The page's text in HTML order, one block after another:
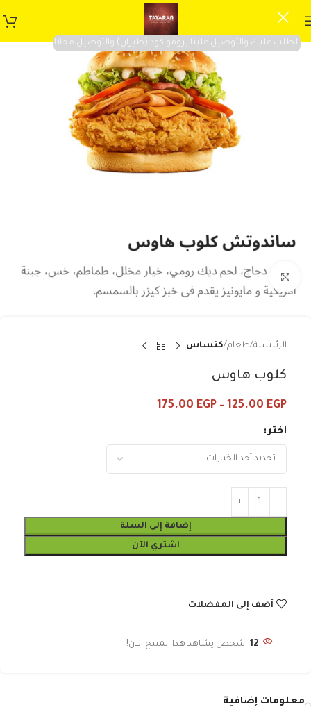
الطلب عليك والتوصيل علينا برومو كود (طيران) والتوصيل مجانا
Click to enlarge
الرئيسية طعام كنساس
كلوب هاوس
125.00 EGP
–
175.00 EGP
اختر
إضافة إلى السلة
اشتري الآن
أضف إلى المفضلات
12 شخص يشاهد هذا المنتج الآن!
معلومات إضافية